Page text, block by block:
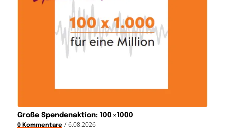
Große Spendenaktion: 100×1000
0 Kommentare / 6.08.2026